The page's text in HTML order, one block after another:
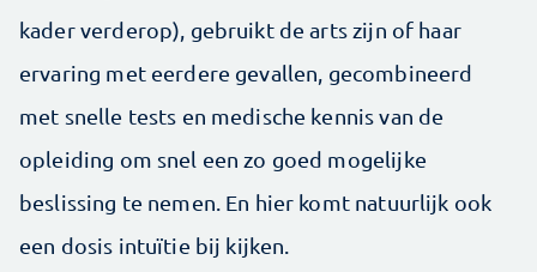
kader verderop), gebruikt de arts zijn of haar
ervaring met eerdere gevallen, gecombineerd
met snelle tests en medische kennis van de
opleiding om snel een zo goed mogelijke
beslissing te nemen. En hier komt natuurlijk ook
een dosis intuïtie bij kijken.